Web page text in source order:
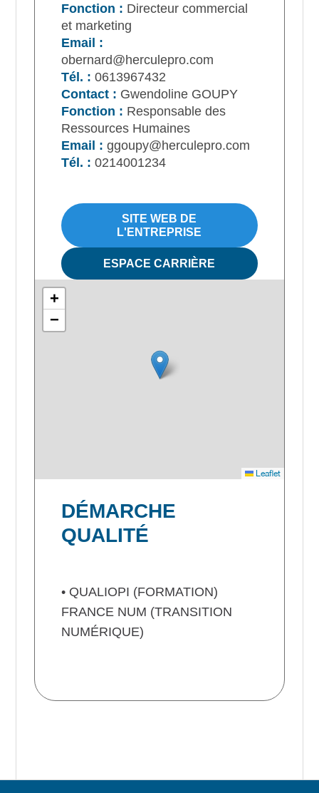
Fonction : Directeur commercial
et marketing
Email :
obernard@herculepro.com
Tél. : 0613967432
Contact : Gwendoline GOUPY
Fonction : Responsable des
Ressources Humaines
Email : ggoupy@herculepro.com
Tél. : 0214001234
SITE WEB DE
L'ENTREPRISE
ESPACE CARRIÈRE
+
−
Leaflet
DÉMARCHE
QUALITÉ
• QUALIOPI (FORMATION)
FRANCE NUM (TRANSITION
NUMÉRIQUE)